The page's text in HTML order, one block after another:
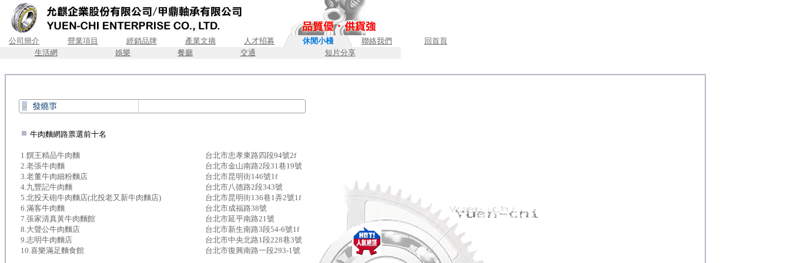
公司簡介 營業項目 經銷品牌 產業文摘 人才招募 休閒小棧 聯絡我們
回首頁
生活網
娛樂 餐廳 交通 短片分享
牛肉麵網路票選前十名
1.饌王精品牛肉麵
台北市忠孝東路四段94號2f
2.老張牛肉麵
台北市金山南路2段31巷19號
3.老董牛肉細粉麵店
台北市昆明街146號1f
4.九豐記牛肉麵
台北市八德路2段343號
5.北投天砲牛肉麵店(北投老又新牛肉麵店)
台北市昆明街136巷1弄2號1f
6.滿客牛肉麵
台北市成福路38號
7.張家清真黃牛肉麵館
台北市延平南路21號
8.大聲公牛肉麵店
台北市新生南路3段54-6號1f
9.志明牛肉麵店
台北市中央北路1段228巷3號
10.喜樂滿足麵食館
台北市復興南路一段293-1號